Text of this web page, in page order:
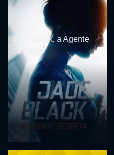
Jade Black, a Agente
Secreta